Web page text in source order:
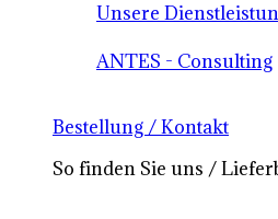
Unsere
ANTES - Consulting
Bestellung / Kontakt
So finden Sie uns /